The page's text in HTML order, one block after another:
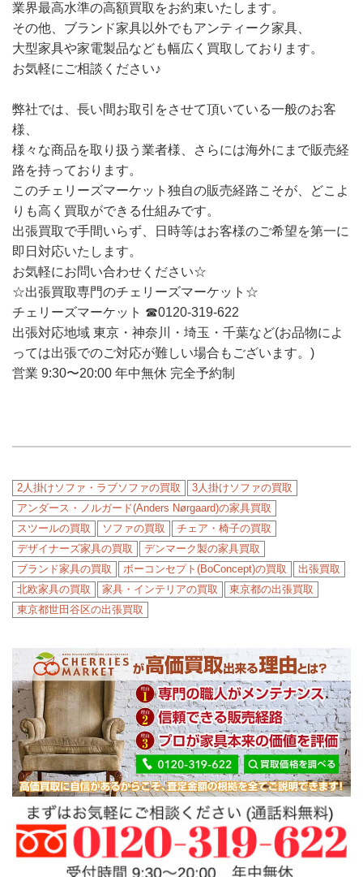
業界最高水準の高額買取をお約束いたします。
その他、ブランド家具以外でもアンティーク家具、
大型家具や家電製品なども幅広く買取しております。
お気軽にご相談ください♪
弊社では、長い間お取引をさせて頂いている一般のお客
様、
様々な商品を取り扱う業者様、さらには海外にまで販売経
路を持っております。
このチェリーズマーケット独自の販売経路こそが、どこよ
りも高く買取ができる仕組みです。
出張買取で手間いらず、日時等はお客様のご希望を第一に
即日対応いたします。
お気軽にお問い合わせください☆
☆出張買取専門のチェリーズマーケット☆
チェリーズマーケット ☎︎0120-319-622
出張対応地域 東京・神奈川・埼玉・千葉など(お品物によ
っては出張でのご対応が難しい場合もございます。)
営業 9:30〜20:00 年中無休 完全予約制
2人掛けソファ・ラブソファの買取
3人掛けソファの買取
アンダース・ノルガード(Anders Nørgaard)の家具買取
スツールの買取
ソファの買取
チェア・椅子の買取
デザイナーズ家具の買取
デンマーク製の家具買取
ブランド家具の買取
ボーコンセプト(BoConcept)の買取
出張買取
北欧家具の買取
家具・インテリアの買取
東京都の出張買取
東京都世田谷区の出張買取